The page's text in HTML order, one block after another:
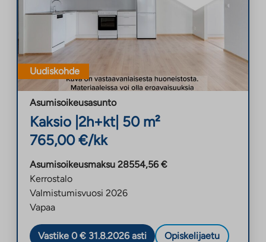
Uudiskohde
Asumisoikeusasunto
Kaksio 2h+kt| 50 m²
765,00 €/kk
Asumisoikeusmaksu 28554,56 €
Kerrostalo
Valmistumisvuosi 2026
Vapaa
Vastike 0 € 31.8.2026 asti Opiskelijaetu